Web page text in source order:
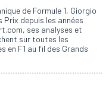
de Formule 1, Giorgio
Prix depuis les années
ses analyses et
sur toutes les
en F1 au fil des Grands